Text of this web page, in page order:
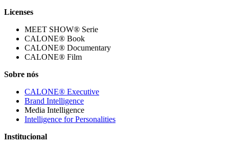
Licenses
MEET SHOW® Serie
CALONE® Book
CALONE® Documentary
CALONE® Film
Sobre nós
CALONE® Executive
Brand Intelligence
Media Intelligence
Intelligence for Personalities
Institucional